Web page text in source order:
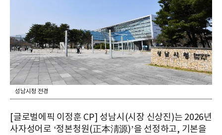
성남시청 전경
[글로벌에픽 이정훈 CP] 성남시(시장 신상진)는 2026년
사자성어로 ‘정본청원(正本淸源)’을 선정하고, 기본을